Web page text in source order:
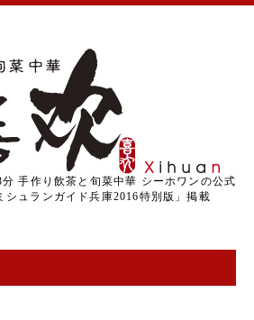
手作り飲茶と旬菜中華 シーホワンの公式
シュランガイド兵庫2016特別版」掲載